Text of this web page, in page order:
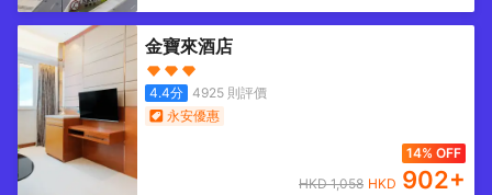
金寶來酒店
4.4分 4925則評價
永安優惠
14% OFF
HKD1,058 HKD 902+